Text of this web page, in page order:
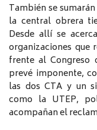
También se
la central obrera
Desde allí se
organizaciones que
frente al Congreso
prevé imponente,
las dos CTA y un
como la UTEP,
acompañan el